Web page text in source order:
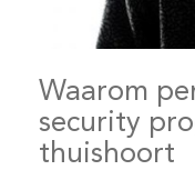
Waarom
security
thuishoort